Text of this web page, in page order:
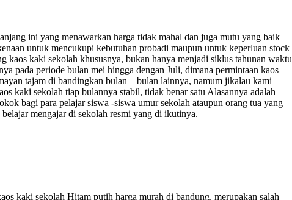
ini yang menawarkan harga tidak mahal dan juga mutu yang baik
untuk mencukupi kebutuhan probadi maupun untuk keperluan stock
kaos kaki sekolah khususnya, bukan hanya menjadi siklus tahunan waktu
pada periode bulan mei hingga dengan Juli, dimana permintaan kaos
tajam di bandingkan bulan – bulan lainnya, namum jikalau kami
kaki sekolah tiap bulannya stabil, tidak benar satu Alasannya adalah
bagi para pelajar siswa -siswa umur sekolah ataupun orang tua yang
mengajar di sekolah resmi yang di ikutinya.
kaki sekolah Hitam putih harga murah di bandung, merupakan salah